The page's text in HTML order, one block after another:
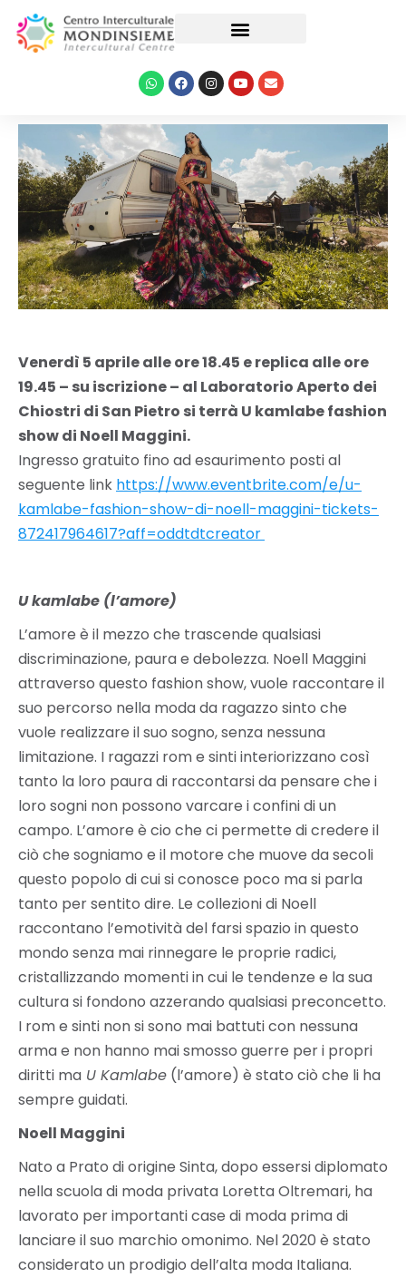
Venerdì 5 aprile alle ore 18.45 e replica alle ore
19.45 – su iscrizione – al Laboratorio Aperto dei
Chiostri di San Pietro si terrà U kamlabe fashion
show di Noell Maggini.
Ingresso gratuito fino ad esaurimento posti al
seguente link https://www.eventbrite.com/e/u-
kamlabe-fashion-show-di-noell-maggini-tickets-
872417964617?aff=oddtdtcreator
U kamlabe (l’amore)
L’amore è il mezzo che trascende qualsiasi
discriminazione, paura e debolezza. Noell Maggini
attraverso questo fashion show, vuole raccontare il
suo percorso nella moda da ragazzo sinto che
vuole realizzare il suo sogno, senza nessuna
limitazione. I ragazzi rom e sinti interiorizzano così
tanto la loro paura di raccontarsi da pensare che i
loro sogni non possono varcare i confini di un
campo. L’amore è cio che ci permette di credere il
ciò che sogniamo e il motore che muove da secoli
questo popolo di cui si conosce poco ma si parla
tanto per sentito dire. Le collezioni di Noell
raccontano l’emotività del farsi spazio in questo
mondo senza mai rinnegare le proprie radici,
cristallizzando momenti in cui le tendenze e la sua
cultura si fondono azzerando qualsiasi preconcetto.
I rom e sinti non si sono mai battuti con nessuna
arma e non hanno mai smosso guerre per i propri
diritti ma U Kamlabe (l’amore) è stato ciò che li ha
sempre guidati.
Noell Maggini
Nato a Prato di origine Sinta, dopo essersi diplomato
nella scuola di moda privata Loretta Oltremari, ha
lavorato per importanti case di moda prima di
lanciare il suo marchio omonimo. Nel 2020 è stato
considerato un prodigio dell’alta moda Italiana.